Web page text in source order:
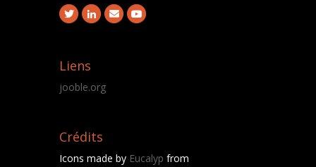
Liens
jooble.org
Crédits
Icons made by Eucalyp from